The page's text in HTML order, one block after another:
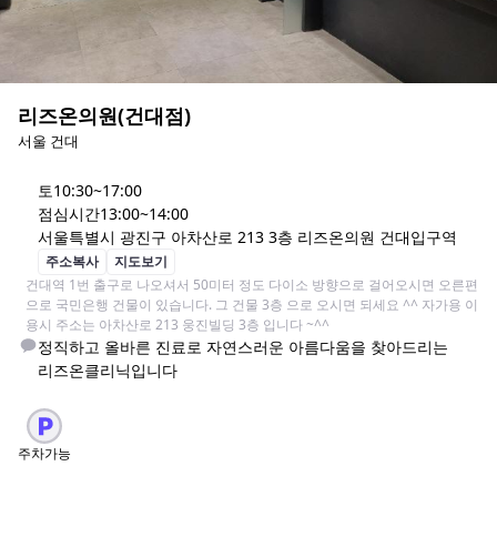
리즈온의원(건대점)
서울 건대
토10:30~17:00
점심시간13:00~14:00
서울특별시 광진구 아차산로 213 3층 리즈온의원 건대입구역
주소복사
지도보기
건대역 1번 출구로 나오셔서 50미터 정도 다이소 방향으로 걸어오시면 오른편
으로 국민은행 건물이 있습니다. 그 건물 3층 으로 오시면 되세요 ^^ 자가용 이
용시 주소는 아차산로 213 웅진빌딩 3층 입니다 ~^^
정직하고 올바른 진료로 자연스러운 아름다움을 찾아드리는
리즈온클리닉입니다
주차가능